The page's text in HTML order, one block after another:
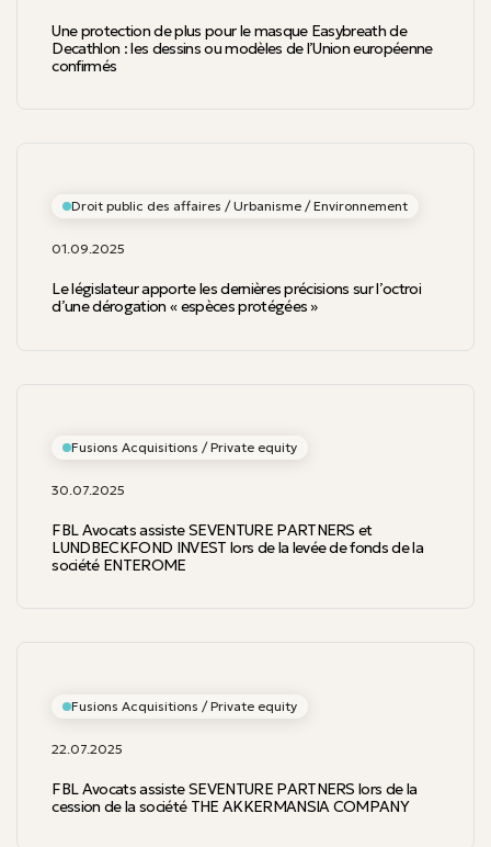
Une protection de plus pour le masque Easybreath de
Decathlon : les dessins ou modèles de l’Union européenne
confirmés
Droit public des affaires / Urbanisme / Environnement
01.09.2025
Le législateur apporte les dernières précisions sur l’octroi
d’une dérogation « espèces protégées »
Fusions Acquisitions / Private equity
30.07.2025
FBL Avocats assiste SEVENTURE PARTNERS et
LUNDBECKFOND INVEST lors de la levée de fonds de la
société ENTEROME
Fusions Acquisitions / Private equity
22.07.2025
FBL Avocats assiste SEVENTURE PARTNERS lors de la
cession de la société THE AKKERMANSIA COMPANY